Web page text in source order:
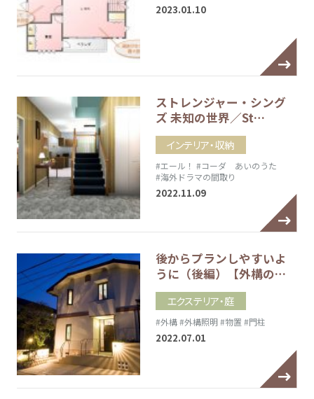
2023.01.10
ストレンジャー・シング
ズ 未知の世界／St…
インテリア・収納
#エール！ #コーダ あいのうた
#海外ドラマの間取り
2022.11.09
後からプランしやすいよ
うに（後編）【外構の…
エクステリア・庭
#外構#外構照明 #物置 #門柱
2022.07.01